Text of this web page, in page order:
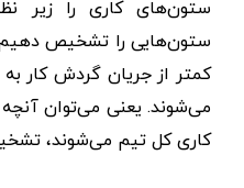
ستون‌های کاری را زیر
ستون‌هایی را تشخیص دهیم
کمتر از جریان گردش کار
می‌شوند. یعنی می‌توان آنچه
کاری کل تیم می‌شوند،